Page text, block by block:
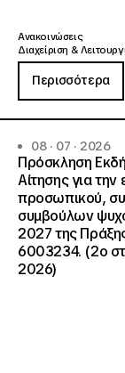
Ανακοινώσεις
Διαχείριση &
Περισσότερα
08 · 07 · 2026
Πρόσκληση
Αίτησης για
προσωπικού,
συμβούλων
2027 της
6003234. (2ο
2026)